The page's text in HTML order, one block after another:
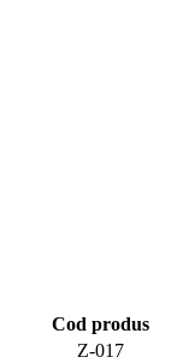
Cod produs
Z-017